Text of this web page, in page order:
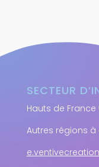
SECTEUR
Hauts de
Autres régions